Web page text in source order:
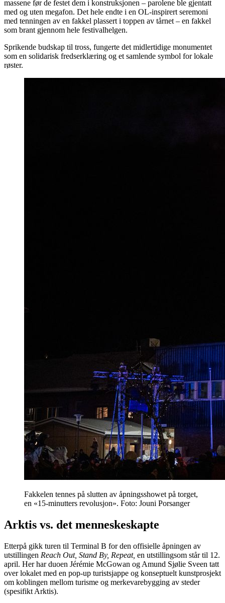
massene før de festet dem i konstruksjonen – parolene ble gjentatt
med og uten megafon. Det hele endte i en OL-inspirert seremoni
med tenningen av en fakkel plassert i toppen av tårnet – en fakkel
som brant gjennom hele festivalhelgen.
Sprikende budskap til tross, fungerte det midlertidige monumentet
som en solidarisk fredserklæring og et samlende symbol for lokale
røster.
Fakkelen tennes på slutten av åpningsshowet på torget,
en «15-minutters revolusjon». Foto: Jouni Porsanger
Arktis vs. det menneskeskapte
Etterpå gikk turen til Terminal B for den offisielle åpningen av
utstillingen Reach Out, Stand By, Repeat, en utstillingsom står til 12.
april. Her har duoen Jérémie McGowan og Amund Sjølie Sveen tatt
over lokalet med en pop-up turistsjappe og konseptuelt kunstprosjekt
om koblingen mellom turisme og merkevarebygging av steder
(spesifikt Arktis).